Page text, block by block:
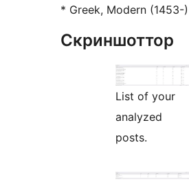
* Greek, Modern (1453-)
Скриншоттор
List of your
analyzed
posts.